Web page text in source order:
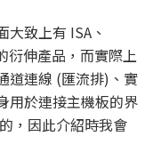
致上有 ISA、
衍伸產品，而實際上
道連線 (匯流排)、實
用於連接主機板的界
，因此介紹時我會